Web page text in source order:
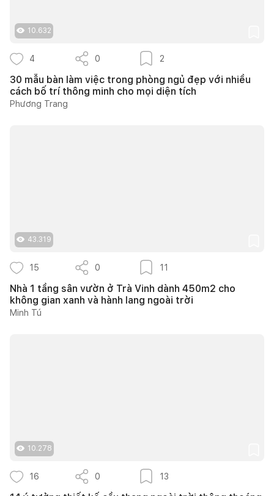
10.632
4 0 2
30 mẫu bàn làm việc trong phòng ngủ đẹp với nhiều
cách bố trí thông minh cho mọi diện tích
Phương Trang
43.319
15 0 11
Nhà 1 tầng sân vườn ở Trà Vinh dành 450m2 cho
không gian xanh và hành lang ngoài trời
Minh Tú
10.278
16 0 13